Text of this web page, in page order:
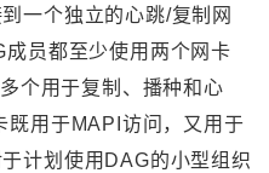
一个独立的心跳/复制网
员都至少使用两个网卡
个用于复制、播种和心
既用于MAPI访问，又用于
计划使用DAG的小型组织